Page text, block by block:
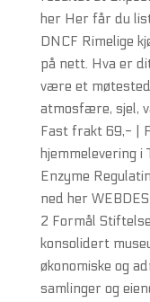
her Her får du
DNCF Rimelige
på nett. Hva er
være et
atmosfære, sjel,
Fast frakt 69,- |
hjemmelevering
Enzyme
ned her
2 Formål
konsolidert
økonomiske og
samlinger og